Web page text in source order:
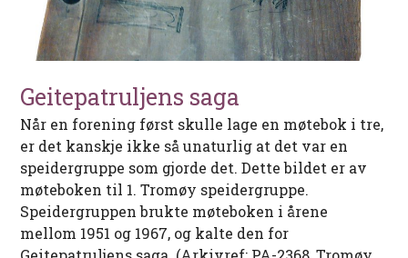
Geitepatruljens saga
Når en forening først skulle lage en møtebok i tre,
er det kanskje ikke så unaturlig at det var en
speidergruppe som gjorde det. Dette bildet er av
møteboken til 1. Tromøy speidergruppe.
Speidergruppen brukte møteboken i årene
mellom 1951 og 1967, og kalte den for